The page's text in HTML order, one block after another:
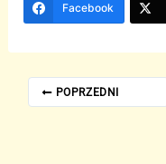
Facebook
POPRZEDNI